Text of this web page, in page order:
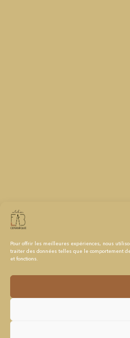
Pour offrir les meilleures expériences, nous
traiter des données telles que le comportement
et fonctions.